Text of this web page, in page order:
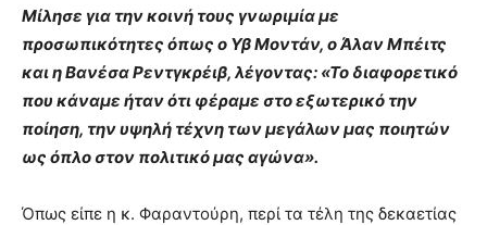
Μίλησε για την κοινή τους γνωριμία με
προσωπικότητες όπως ο Υβ Μοντάν, ο Άλαν Μπέιτς
και η Βανέσα Ρεντγκρέιβ, λέγοντας: «Το διαφορετικό
που κάναμε ήταν ότι φέραμε στο εξωτερικό την
ποίηση, την υψηλή τέχνη των μεγάλων μας ποιητών
ως όπλο στον πολιτικό μας αγώνα».
Όπως είπε η κ. Φαραντούρη, περί τα τέλη της δεκαετίας